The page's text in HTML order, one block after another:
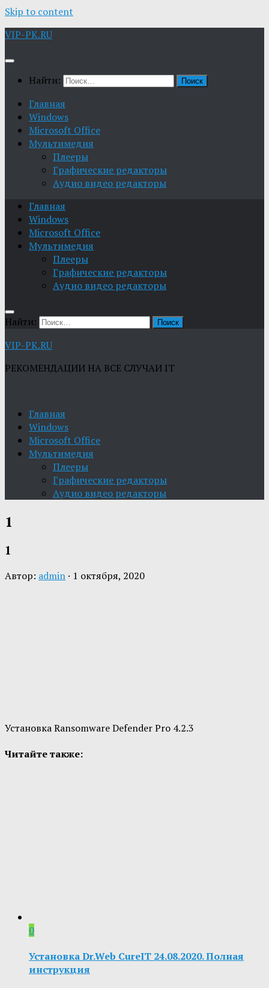
Skip to content
VIP-PK.RU
Найти:
Главная
Windows
Microsoft Office
Мультимедия
Плееры
Графические редакторы
Aудио видео редакторы
Главная
Windows
Microsoft Office
Мультимедия
Плееры
Графические редакторы
Aудио видео редакторы
Найти:
VIP-PK.RU
РЕКОМЕНДАЦИИ НА ВСЕ СЛУЧАИ IT
Главная
Windows
Microsoft Office
Мультимедия
Плееры
Графические редакторы
Aудио видео редакторы
1
1
Автор: admin · 1 октября, 2020
Установка Ransomware Defender Pro 4.2.3
Читайте также:
0
Установка Dr.Web CureIT 24.08.2020. Полная
инструкция